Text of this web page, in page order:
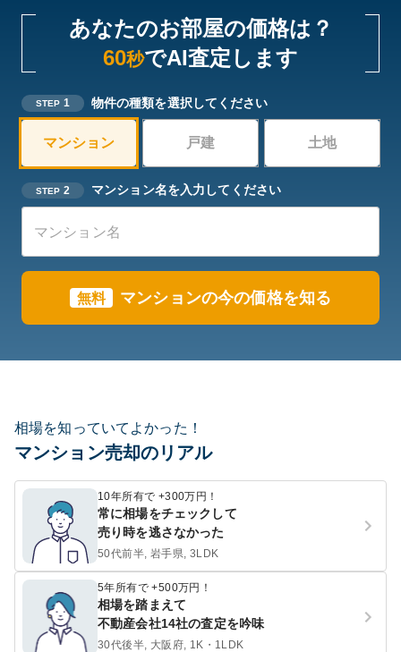
あなたのお部屋の価格は？
60秒でAI査定します
STEP 1 物件の種類を選択してください
マンション 戸建 土地
STEP 2 マンション名を入力してください
無料 マンションの今の価格を知る
相場を知っていてよかった！
マンション売却のリアル
10年所有で +300万円！
常に相場をチェックして
売り時を逃さなかった
50代前半, 岩手県, 3LDK
5年所有で +500万円！
相場を踏まえて
不動産会社14社の査定を吟味
30代後半, 大阪府, 1K・1LDK